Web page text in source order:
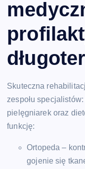
Skuteczna
zespołu
pielęgniarek oraz
funkcję:
Ortopeda –
gojenie się